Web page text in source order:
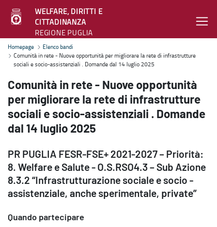
WELFARE, DIRITTI E
CITTADINANZA
REGIONE PUGLIA
Comunità in rete - Nuove opportunità per migliorare la rete di
Homepage
Elenco bandi
Comunità in rete - Nuove opportunità per migliorare la rete di infrastrutture
sociali e socio-assistenziali . Domande dal 14 luglio 2025
Comunità in rete - Nuove opportunità
per migliorare la rete di infrastrutture
sociali e socio-assistenziali . Domande
dal 14 luglio 2025
PR PUGLIA FESR-FSE+ 2021-2027 – Priorità:
8. Welfare e Salute - O.S.RSO4.3 – Sub Azione
8.3.2 “Infrastrutturazione sociale e socio -
assistenziale, anche sperimentale, private”
Quando partecipare